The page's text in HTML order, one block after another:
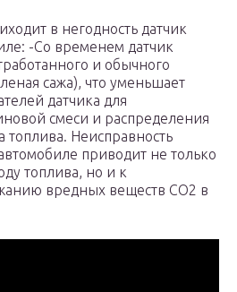
в негодность датчик
-Со временем датчик
и обычного
сажа), что уменьшает
датчика для
смеси и распределения
топлива. Неисправность
приводит не только
топлива, но и к
вредных веществ СО2 в